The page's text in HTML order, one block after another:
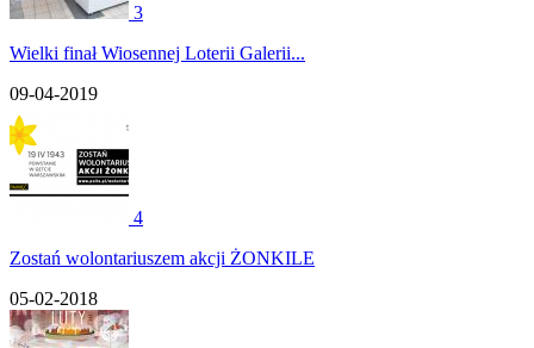
3
Wielki finał Wiosennej Loterii Galerii...
09-04-2019
4
Zostań wolontariuszem akcji ŻONKILE
05-02-2018